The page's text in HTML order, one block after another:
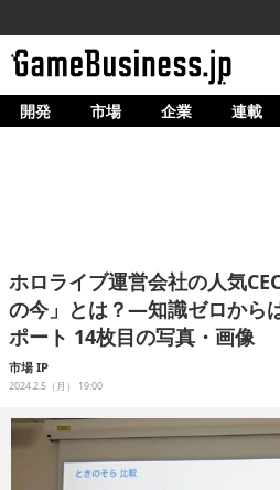
ホーム
企業動向
人材育成
産業政策
連載
イベント/セミナー
開発 市場 企業 連載
ホロライブ運営会社の人気
の今」とは？―知識ゼロから
ポート 14枚目の写真・画像
市場 IP
2024.2.5（月） 19:00